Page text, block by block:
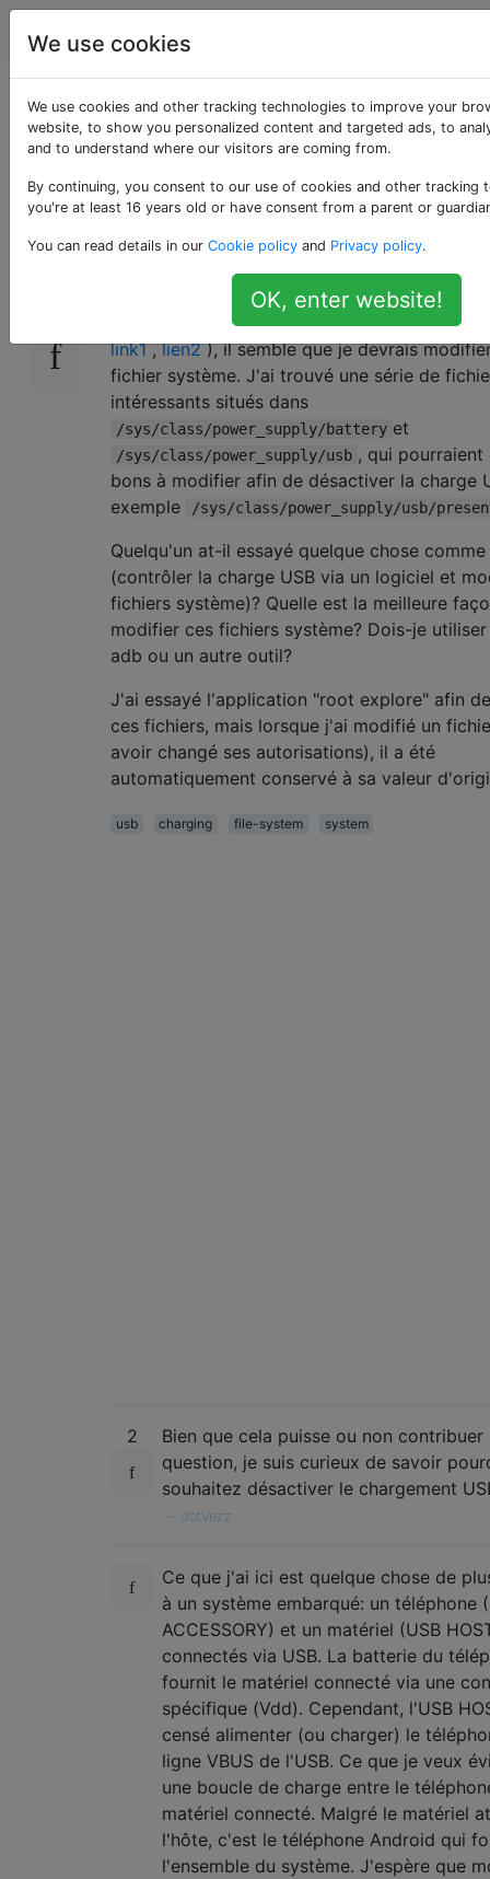
Android
Désactiver le
chargement USB
22
Pour certaines raisons non liées à la durée
batterie, je dois désactiver la charge de la
lorsqu'un hôte USB est connecté à mon
Nexus 4 enraciné). Jeter un oeil autour sur
link1,lien2), il semble que je devrais
fichier système. J'ai trouvé une série de
intéressants situés dans
/sys/class/power_supply/battery et
/sys/class/power_supply/usb , qui pourraient
bons à modifier afin de désactiver la charge
exemple
/sys/class/power_supply/usb/
Quelqu'un at-il essayé quelque chose comme
(contrôler la charge USB via un logiciel et
fichiers système)? Quelle est la meilleure
modifier ces fichiers système? Dois-je
adb ou un autre outil?
J'ai essayé l'application "root explore" afin
ces fichiers, mais lorsque j'ai modifié un
avoir changé ses autorisations), il a été
automatiquement conservé à sa valeur
usb charging file-system system
2
Bien que cela puisse ou non contribuer
question, je suis curieux de savoir
souhaitez désactiver le chargement
dotVezz
Ce que j'ai ici est quelque chose de
à un système embarqué: un téléphone
ACCESSORY) et un matériel (USB
connectés via USB. La batterie du
fournit le matériel connecté via une
spécifique (Vdd). Cependant, l'USB
censé alimenter (ou charger) le
ligne VBUS de l'USB. Ce que je veux
une boucle de charge entre le
matériel connecté. Malgré le matériel
l'hôte, c'est le téléphone Android qui
l'ensemble du système. J'espère que
We use cookies
We use cookies and other tracking technologies to improve your
website, to show you personalized content and targeted ads, to
and to understand where our visitors are coming from.
By continuing, you consent to our use of cookies and other tracking
you're at least 16 years old or have consent from a parent or
You can read details in our Cookie policy and Privacy policy.
OK, enter website!